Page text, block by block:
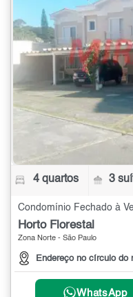
4 quartos 3
Horto Florestal
Zona Norte - São Paulo
Endereço no círculo do
WhatsApp